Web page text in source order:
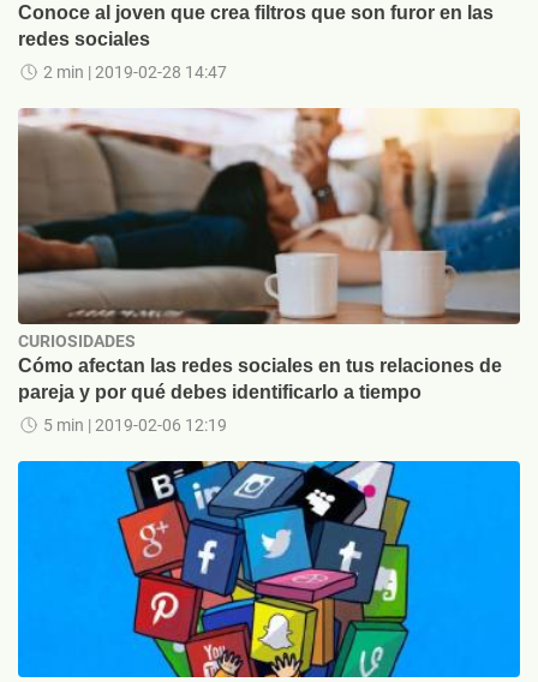
Conoce al joven que crea filtros que son furor en las
redes sociales
2 min | 2019-02-28 14:47
CURIOSIDADES
Cómo afectan las redes sociales en tus relaciones de
pareja y por qué debes identificarlo a tiempo
5 min | 2019-02-06 12:19